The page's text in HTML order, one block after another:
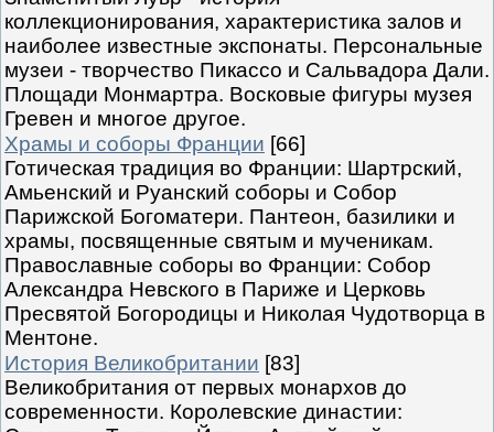
коллекционирования, характеристика залов и
наиболее известные экспонаты. Персональные
музеи - творчество Пикассо и Сальвадора Дали.
Площади Монмартра. Восковые фигуры музея
Гревен и многое другое.
Храмы и соборы Франции [66]
Готическая традиция во Франции: Шартрский,
Амьенский и Руанский соборы и Собор
Парижской Богоматери. Пантеон, базилики и
храмы, посвященные святым и мученикам.
Православные соборы во Франции: Собор
Александра Невского в Париже и Церковь
Пресвятой Богородицы и Николая Чудотворца в
Ментоне.
История Великобритании [83]
Великобритания от первых монархов до
современности. Королевские династии: